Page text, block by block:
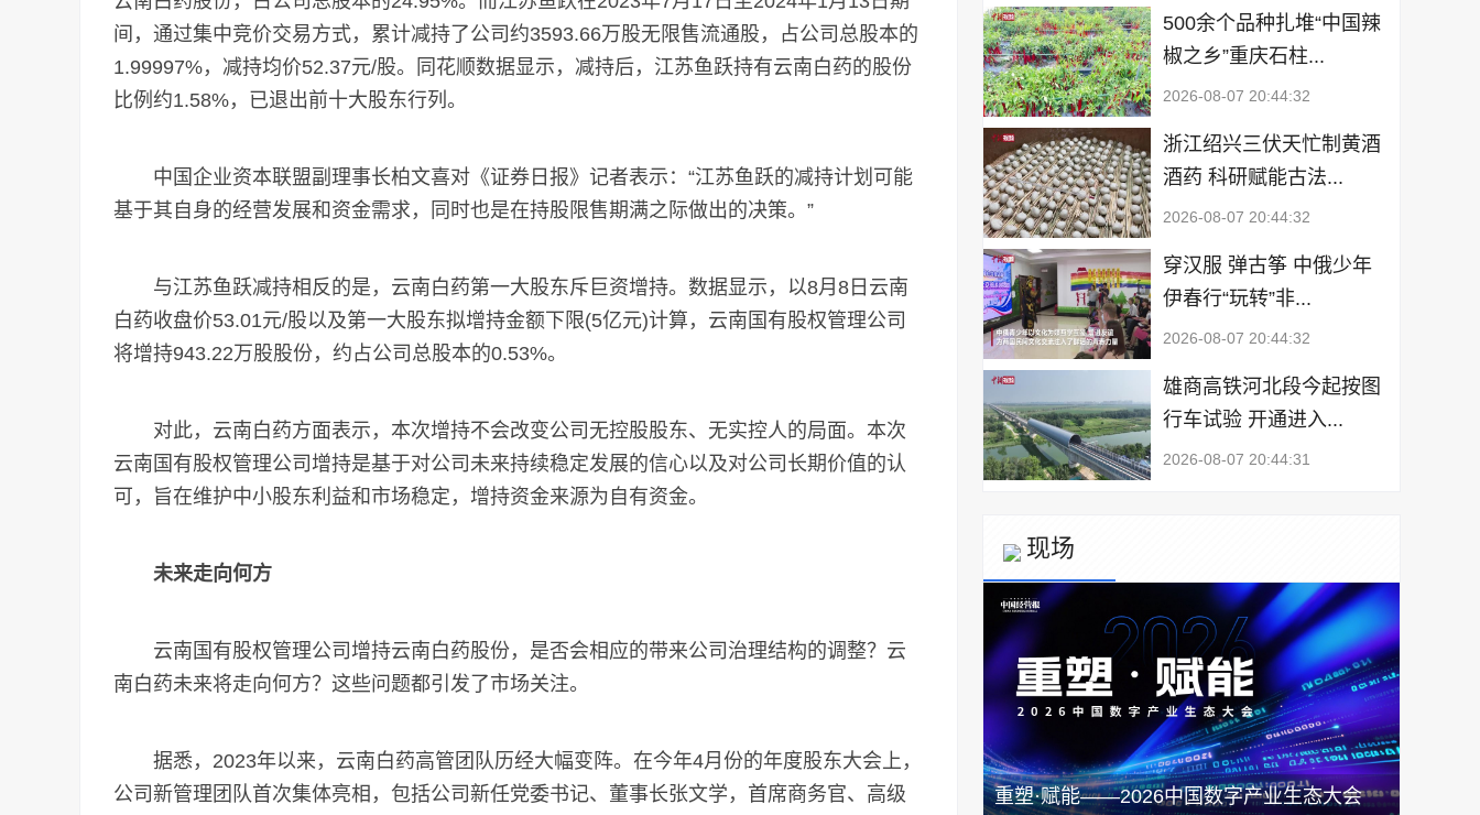
间，通过集中竞价交易方式，累计减持了公司约3593.66万股无限售流通股，占公司总股本的
1.99997%，减持均价52.37元/股。同花顺数据显示，减持后，江苏鱼跃持有云南白药的股份
比例约1.58%，已退出前十大股东行列。
中国企业资本联盟副理事长柏文喜对《证券日报》记者表示：“江苏鱼跃的减持计划可能
基于其自身的经营发展和资金需求，同时也是在持股限售期满之际做出的决策。”
与江苏鱼跃减持相反的是，云南白药第一大股东斥巨资增持。数据显示，以8月8日云南
白药收盘价53.01元/股以及第一大股东拟增持金额下限(5亿元)计算，云南国有股权管理公司
将增持943.22万股股份，约占公司总股本的0.53%。
对此，云南白药方面表示，本次增持不会改变公司无控股股东、无实控人的局面。本次
云南国有股权管理公司增持是基于对公司未来持续稳定发展的信心以及对公司长期价值的认
可，旨在维护中小股东利益和市场稳定，增持资金来源为自有资金。
未来走向何方
云南国有股权管理公司增持云南白药股份，是否会相应的带来公司治理结构的调整？云
南白药未来将走向何方？这些问题都引发了市场关注。
据悉，2023年以来，云南白药高管团队历经大幅变阵。在今年4月份的年度股东大会上，
公司新管理团队首次集体亮相，包括公司新任党委书记、董事长张文学，首席商务官、高级
500余个品种扎堆“中国辣
椒之乡”重庆石柱...
2026-08-07 20:44:32
浙江绍兴三伏天忙制黄酒
酒药 科研赋能古法...
2026-08-07 20:44:32
穿汉服 弹古筝 中俄少年
伊春行“玩转”非...
2026-08-07 20:44:32
雄商高铁河北段今起按图
行车试验 开通进入...
2026-08-07 20:44:31
现场
重塑·赋能——2026中国数字产业生态大会